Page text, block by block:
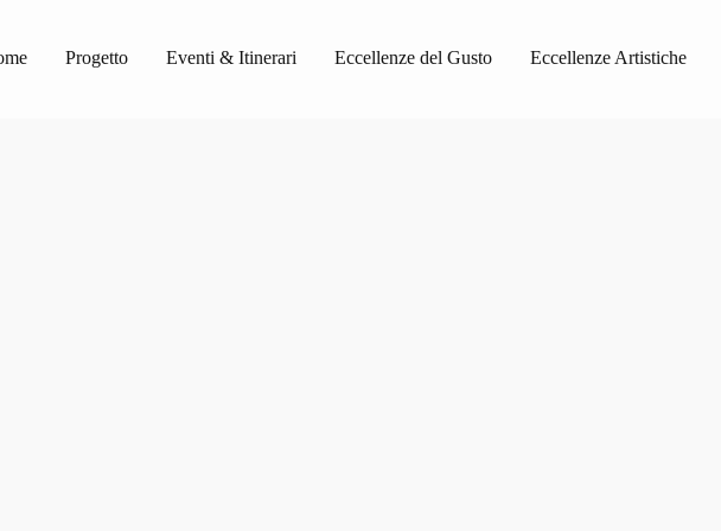
Progetto Eventi & Itinerari Eccellenze del Gusto Eccellenze Artistiche